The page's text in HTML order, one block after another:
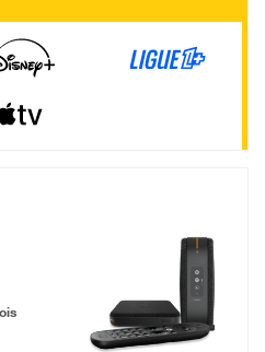
puis 51,99 € par mois, Engagement 12 mois